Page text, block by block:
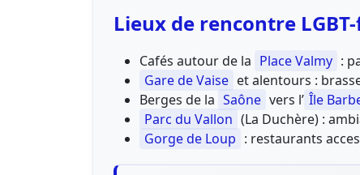
Lieux de rencontre
Cafés autour de la Place Valmy :
Gare de Vaise et alentours :
Berges de la Saône vers l’ Île
Parc du Vallon (La Duchère) :
Gorge de Loup : restaurants